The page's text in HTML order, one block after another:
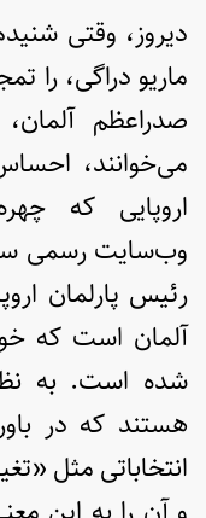
دیروز، وقتی
ماریو دراگی، را
صدراعظم
می‌خوانند،
اروپایی که
وب‌سایت رسمی
رئیس پارلمان
آلمان است که
شده است. به
هستند که در
انتخاباتی مثل